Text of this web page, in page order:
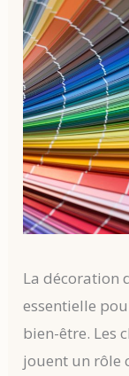
La décoration
essentielle
bien-être. Les
jouent un rôle